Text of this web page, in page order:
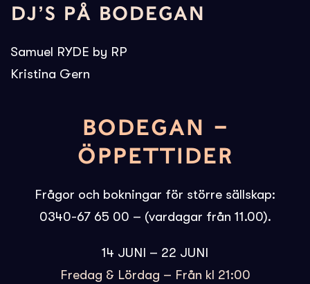
DJ’S PÅ BODEGAN
Samuel RYDE by RP
Kristina Gern
BODEGAN –
ÖPPETTIDER
Frågor och bokningar för större sällskap:
0340-67 65 00 – (vardagar från 11.00).
14 JUNI – 22 JUNI
Fredag & Lördag – Från kl 21:00